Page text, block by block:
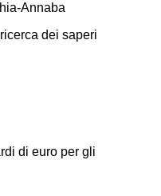
Annaba
dei saperi
di euro per gli